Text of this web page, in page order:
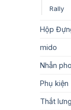
Rally
Hộp
mido
Nhẫn
Phụ kiện
Thắt lưng